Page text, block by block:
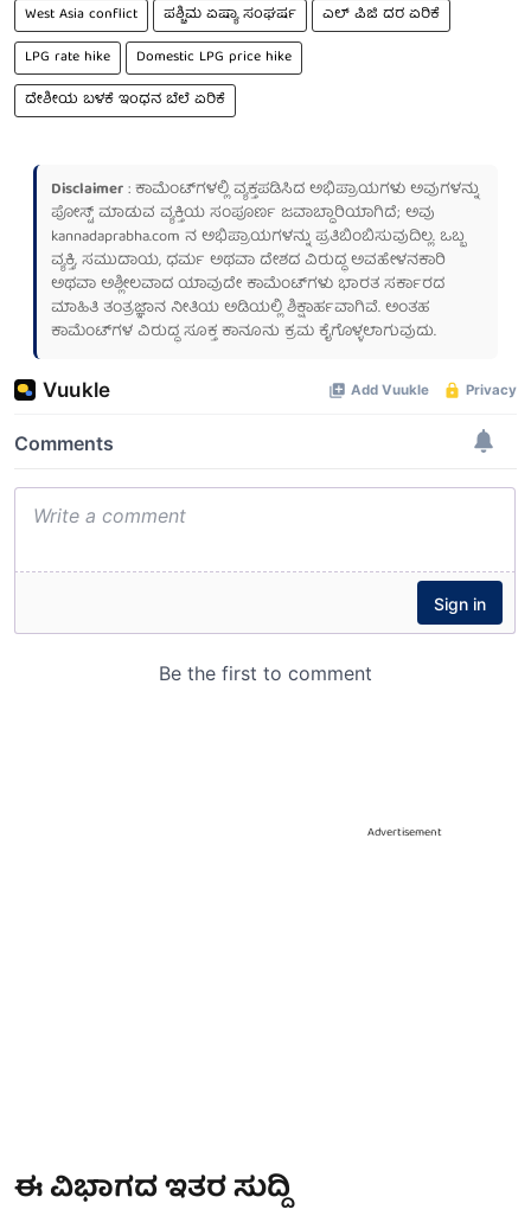
West Asia conflict ಪಶ್ಚಿಮ ಏಷ್ಯಾ ಸಂಘರ್ಷ
ಎಲ್ ಪಿಜಿ ದರ ಏರಿಕೆ
LPG rate hike
Domestic LPG price hike
ದೇಶೀಯ ಬಳಕೆ ಇಂಧನ ಬೆಲೆ ಏರಿಕೆ
Disclaimer: ಕಾಮೆಂಟ್‌ಗಳಲ್ಲಿ ವ್ಯಕ್ತಪಡಿಸಿದ ಅಭಿಪ್ರಾಯಗಳು ಅವುಗಳನ್ನು
ಪೋಸ್ಟ್ ಮಾಡುವ ವ್ಯಕ್ತಿಯ ಸಂಪೂರ್ಣ ಜವಾಬ್ದಾರಿಯಾಗಿದೆ; ಅವು
kannadaprabha.com ನ ಅಭಿಪ್ರಾಯಗಳನ್ನು ಪ್ರತಿಬಿಂಬಿಸುವುದಿಲ್ಲ. ಒಬ್ಬ
ವ್ಯಕ್ತಿ, ಸಮುದಾಯ, ಧರ್ಮ ಅಥವಾ ದೇಶದ ವಿರುದ್ಧ ಅವಹೇಳನಕಾರಿ
ಅಥವಾ ಅಶ್ಲೀಲವಾದ ಯಾವುದೇ ಕಾಮೆಂಟ್‌ಗಳು ಭಾರತ ಸರ್ಕಾರದ
ಮಾಹಿತಿ ತಂತ್ರಜ್ಞಾನ ನೀತಿಯ ಅಡಿಯಲ್ಲಿ ಶಿಕ್ಷಾರ್ಹವಾಗಿವೆ. ಅಂತಹ
ಕಾಮೆಂಟ್‌ಗಳ ವಿರುದ್ಧ ಸೂಕ್ತ ಕಾನೂನು ಕ್ರಮ ಕೈಗೊಳ್ಳಲಾಗುವುದು.
Advertisement
ಈ ವಿಭಾಗದ ಇತರ ಸುದ್ದಿ